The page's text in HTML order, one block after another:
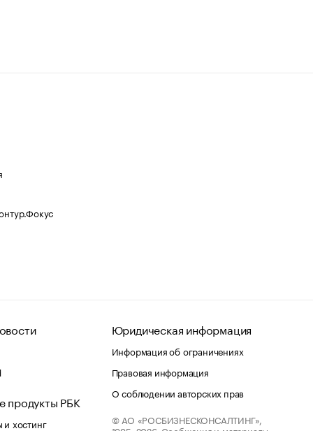
продукты РБК
хостинг
Юридическая информация
Информация об ограничениях
Правовая информация
О соблюдении авторских прав
© АО «РОСБИЗНЕСКОНСАЛТИНГ»,